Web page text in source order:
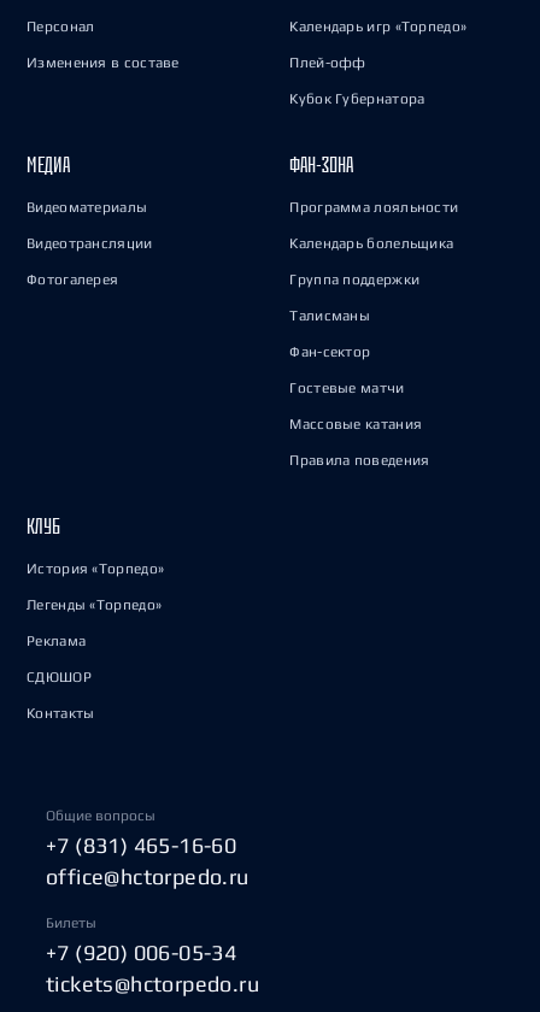
Персонал
Изменения в составе
Календарь игр «Торпедо»
Плей-офф
Кубок Губернатора
МЕДИА
Видеоматериалы
Видеотрансляции
Фотогалерея
ФАН-ЗОНА
Программа лояльности
Календарь болельщика
Группа поддержки
Талисманы
Фан-сектор
Гостевые матчи
Массовые катания
Правила поведения
КЛУБ
История «Торпедо»
Легенды «Торпедо»
Реклама
СДЮШОР
Контакты
Общие вопросы
+7 (831) 465-16-60
office@hctorpedo.ru
Билеты
+7 (920) 006-05-34
tickets@hctorpedo.ru